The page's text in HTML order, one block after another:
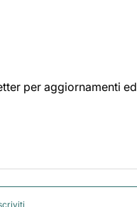
per aggiornamenti ed